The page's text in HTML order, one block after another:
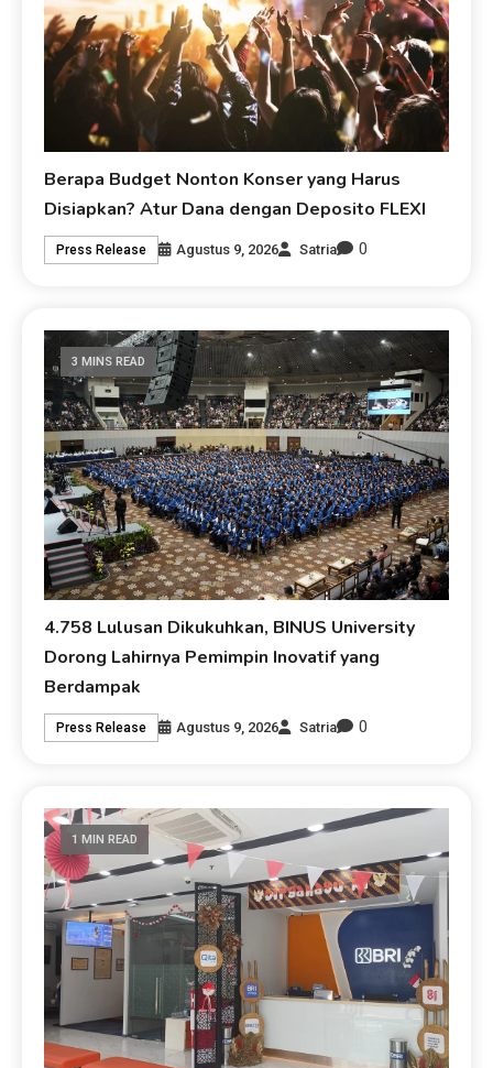
Berapa Budget Nonton Konser yang Harus
Disiapkan? Atur Dana dengan Deposito FLEXI
Press Release Agustus 9, 2026 Satria 0
3 MINS READ
4.758 Lulusan Dikukuhkan, BINUS University
Dorong Lahirnya Pemimpin Inovatif yang
Berdampak
Press Release Agustus 9, 2026 Satria 0
1 MIN READ